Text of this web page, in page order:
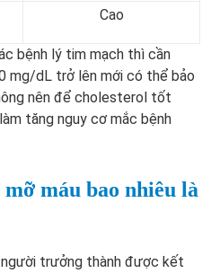
Cao
bệnh lý tim mạch thì cần
mg/dL trở lên mới có thể bảo
nên để cholesterol tốt
tăng nguy cơ mắc bệnh
máu bao nhiêu là
trưởng thành được kết